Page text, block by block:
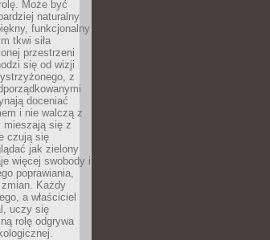
Może być
naturalny
funkcjonalny
tkwi siła
przestrzeni
się od wizji
z
doceniać
i nie walczą z
mieszają się z
czują się
jak zielony
więcej swobody i
poprawiania,
zmian. Każdy
a właściciel
uczy się
rolę odgrywa